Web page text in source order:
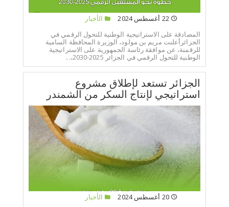
22 أغسطس 2024
الأخبار
المصادقة على الاستراتيجية الوطنية للتحول الرقمي في
الجزائرأعلنت مريم بن مولود، الوزيرة المحافظة السامية
للرقمنة، عن موافقة رئاسة الجمهورية على الاستراتيجية
الوطنية للتحول الرقمي في الجزائر 2025-2030،...
الجزائر تستعد لإطلاق مشروع
استراتيجي لإنتاج السكر من الشمندر
20 أغسطس 2024
الأخبار